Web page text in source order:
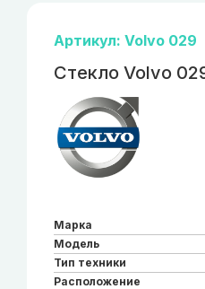
Артикул: Volvo 029
Стекло Volvo
Марка
Модель
Тип техники
Расположение